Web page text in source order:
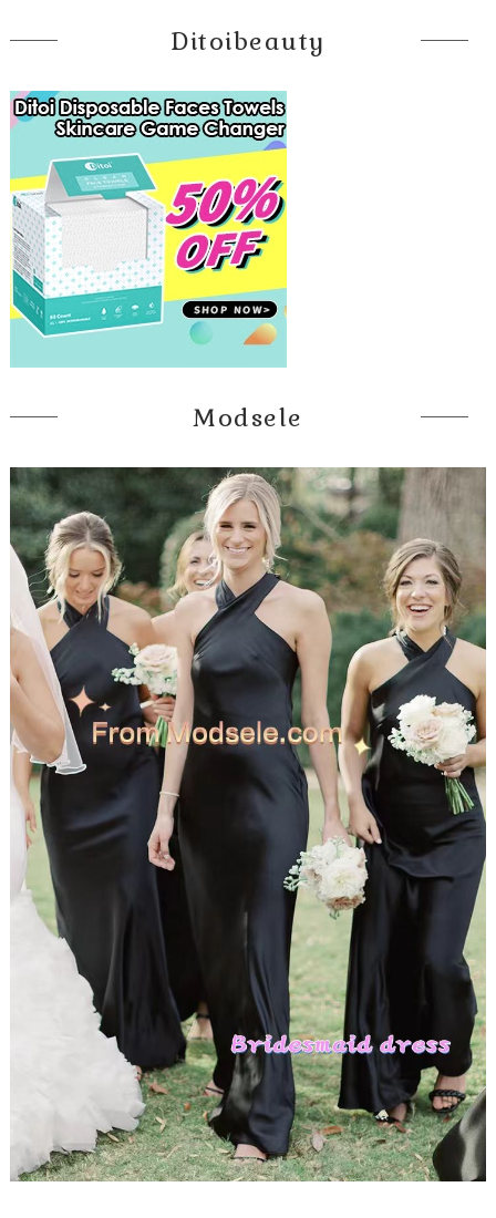
Ditoibeauty
Modsele